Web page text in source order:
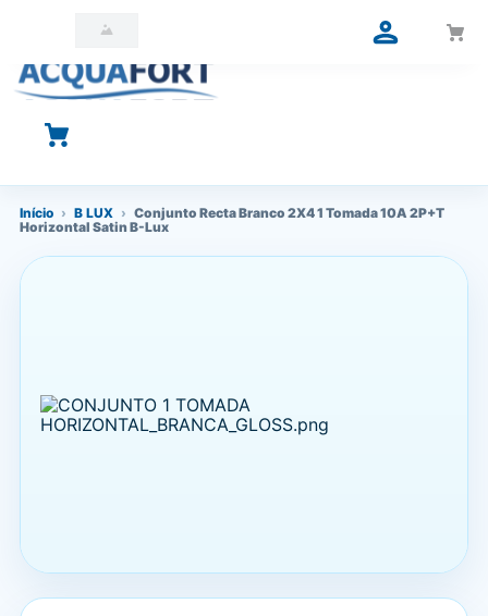
O que você está procurando?
Início › B LUX › Conjunto Recta Branco 2X4 1 Tomada 10A 2P+T
Horizontal Satin B-Lux